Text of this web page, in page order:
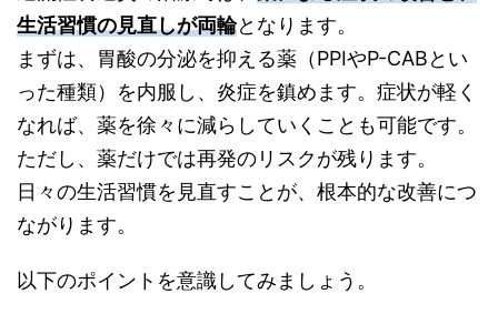
生活習慣の見直しが両輪となります。
まずは、胃酸の分泌を抑える薬（PPIやP-CABとい
った種類）を内服し、炎症を鎮めます。症状が軽く
なれば、薬を徐々に減らしていくことも可能です。
ただし、薬だけでは再発のリスクが残ります。
日々の生活習慣を見直すことが、根本的な改善につ
ながります。
以下のポイントを意識してみましょう。